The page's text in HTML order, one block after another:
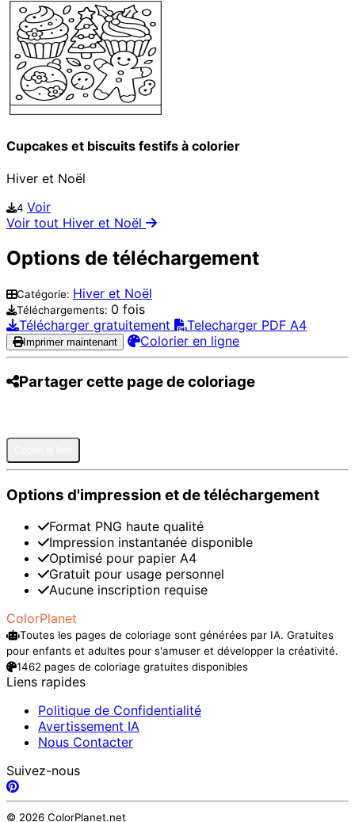
Cupcakes et biscuits festifs à colorier
Hiver et Noël
4 Voir
Voir tout Hiver et Noël
Options de téléchargement
Catégorie: Hiver et Noël
Téléchargements: 0 fois
Télécharger gratuitement
Telecharger PDF A4
Imprimer maintenant Colorier en ligne
Partager cette page de coloriage
Options d'impression et de téléchargement
Format PNG haute qualité
Impression instantanée disponible
Optimisé pour papier A4
Gratuit pour usage personnel
Aucune inscription requise
ColorPlanet
Toutes les pages de coloriage sont générées par IA. Gratuites
pour enfants et adultes pour s'amuser et développer la créativité.
1462 pages de coloriage gratuites disponibles
Liens rapides
Politique de Confidentialité
Avertissement IA
Nous Contacter
Suivez-nous
© 2026 ColorPlanet.net